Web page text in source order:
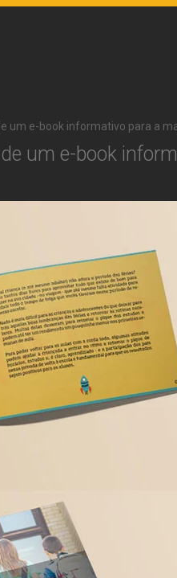
um e-book informativo para a
um e-book